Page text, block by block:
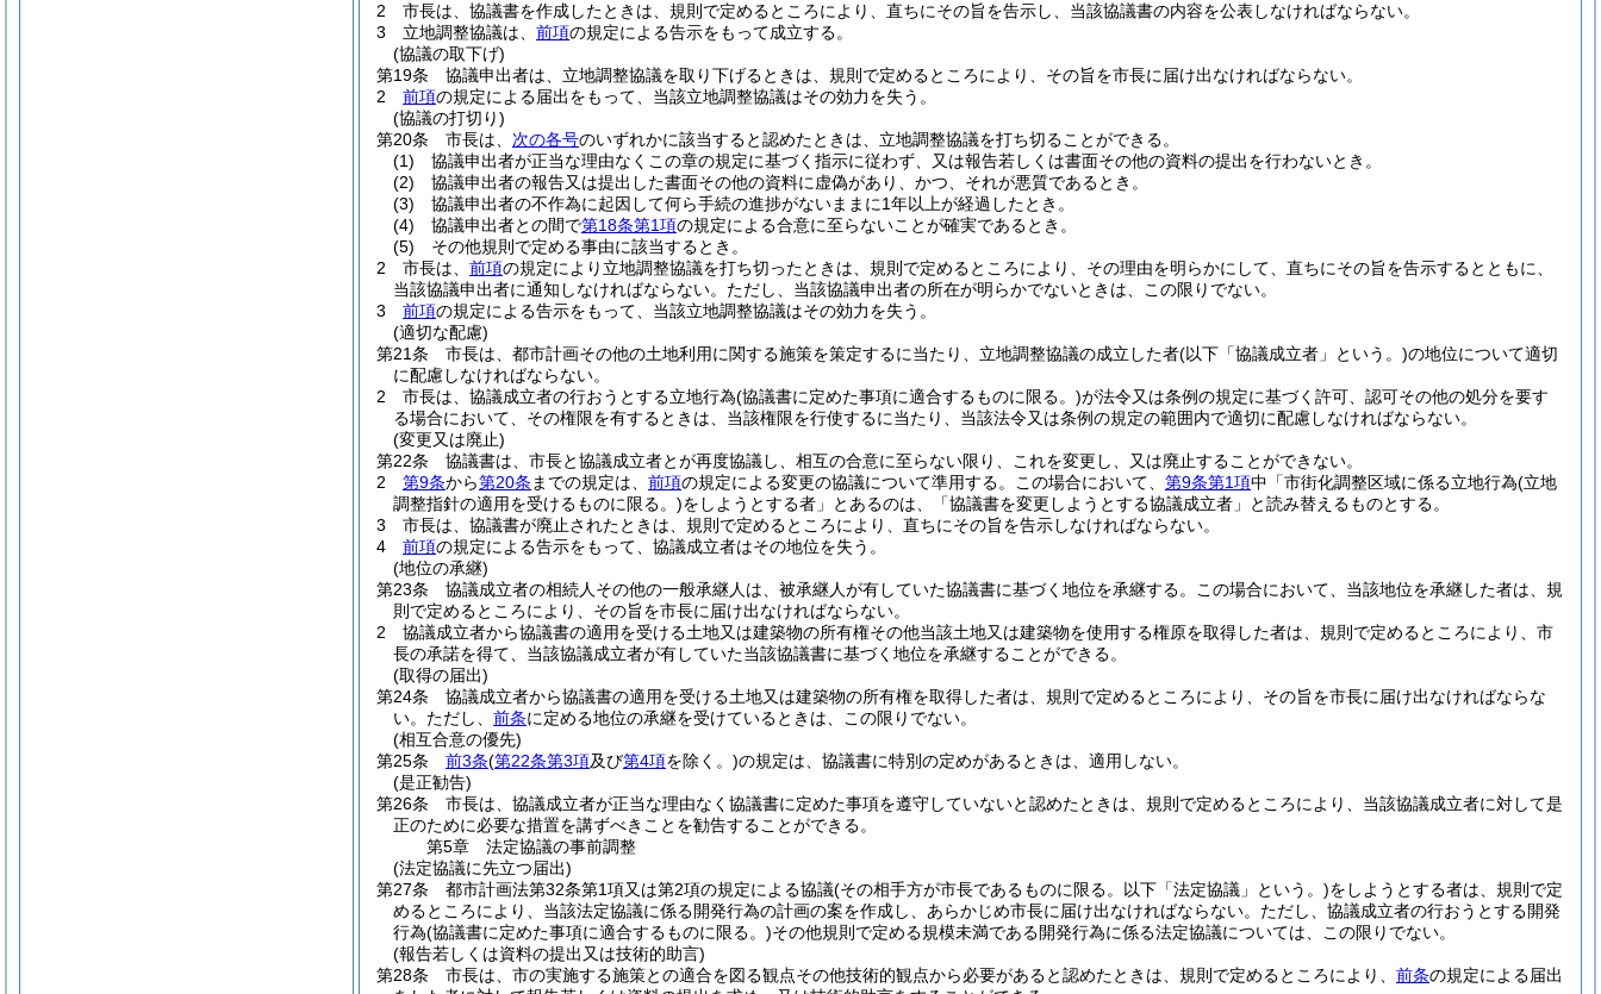
2
市長は、協議書を作成したときは、規則で定めるところにより、直ちにその旨を告示し、当該協議書の内容を公表しなければならない。
3
立地調整協議は、 前項の規定による告示をもって成立する。
(協議の取下げ)
第19条
協議申出者は、立地調整協議を取り下げるときは、規則で定めるところにより、その旨を市長に届け出なければならない。
2
前項の規定による届出をもって、当該立地調整協議はその効力を失う。
(協議の打切り)
第20条
市長は、 次の各号のいずれかに該当すると認めたときは、立地調整協議を打ち切ることができる。
(1)
協議申出者が正当な理由なくこの章の規定に基づく指示に従わず、又は報告若しくは書面その他の資料の提出を行わないとき。
(2)
協議申出者の報告又は提出した書面その他の資料に虚偽があり、かつ、それが悪質であるとき。
(3)
協議申出者の不作為に起因して何ら手続の進捗がないままに1年以上が経過したとき。
(4)
協議申出者との間で第18条第1項の規定による合意に至らないことが確実であるとき。
(5)
その他規則で定める事由に該当するとき。
2
市長は、 前項の規定により立地調整協議を打ち切ったときは、規則で定めるところにより、その理由を明らかにして、直ちにその旨を告示するとともに、
当該協議申出者に通知しなければならない。 ただし、当該協議申出者の所在が明らかでないときは、この限りでない。
3
前項の規定による告示をもって、当該立地調整協議はその効力を失う。
(適切な配慮)
第21条
市長は、都市計画その他の土地利用に関する施策を策定するに当たり、立地調整協議の成立した者(以下「協議成立者」という。)の地位について適切
に配慮しなければならない。
2
市長は、協議成立者の行おうとする立地行為(協議書に定めた事項に適合するものに限る。)が法令又は条例の規定に基づく許可、認可その他の処分を要す
る場合において、その権限を有するときは、当該権限を行使するに当たり、当該法令又は条例の規定の範囲内で適切に配慮しなければならない。
(変更又は廃止)
第22条
協議書は、市長と協議成立者とが再度協議し、相互の合意に至らない限り、これを変更し、又は廃止することができない。
2
第9条から第20条 までの規定は、 前項の規定による変更の協議について準用する。 この場合において、 第9条第1項中「市街化調整区域に係る立地行為(立地
調整指針の適用を受けるものに限る。)をしようとする者」とあるのは、「協議書を変更しようとする協議成立者」と読み替えるものとする。
3
市長は、協議書が廃止されたときは、規則で定めるところにより、直ちにその旨を告示しなければならない。
4
前項の規定による告示をもって、協議成立者はその地位を失う。
(地位の承継)
第23条
協議成立者の相続人その他の一般承継人は、被承継人が有していた協議書に基づく地位を承継する。
この場合において、当該地位を承継した者は、規
則で定めるところにより、その旨を市長に届け出なければならない。
2
協議成立者から協議書の適用を受ける土地又は建築物の所有権その他当該土地又は建築物を使用する権原を取得した者は、規則で定めるところにより、市
長の承諾を得て、当該協議成立者が有していた当該協議書に基づく地位を承継することができる。
(取得の届出)
第24条
協議成立者から協議書の適用を受ける土地又は建築物の所有権を取得した者は、規則で定めるところにより、その旨を市長に届け出なければならな
い。 ただし、 前条に定める地位の承継を受けているときは、この限りでない。
(相互合意の優先)
第25条
前3条(第22条第3項及び第4項を除く。)の規定は、協議書に特別の定めがあるときは、適用しない。
(是正勧告)
第26条
市長は、協議成立者が正当な理由なく協議書に定めた事項を遵守していないと認めたときは、規則で定めるところにより、当該協議成立者に対して是
正のために必要な措置を講ずべきことを勧告することができる。
第5章
法定協議の事前調整
(法定協議に先立つ届出)
第27条
都市計画法第32条第1項又は第2項の規定による協議(その相手方が市長であるものに限る。以下「法定協議」という。)をしようとする者は、規則で定
めるところにより、当該法定協議に係る開発行為の計画の案を作成し、あらかじめ市長に届け出なければならない。 ただし、協議成立者の行おうとする開発
行為(協議書に定めた事項に適合するものに限る。)その他規則で定める規模未満である開発行為に係る法定協議については、この限りでない。
(報告若しくは資料の提出又は技術的助言)
第28条
市長は、市の実施する施策との適合を図る観点その他技術的観点から必要があると認めたときは、規則で定めるところにより、 前条の規定による届出